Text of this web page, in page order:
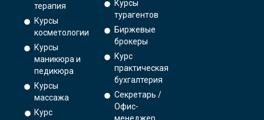
терапия
Курсы
косметологии
Курсы
маникюра и
педикюра
Курсы
массажа
Курс
Курсы
турагентов
Биржевые
брокеры
Курс
практическая
бухгалтерия
Секретарь /
Офис-